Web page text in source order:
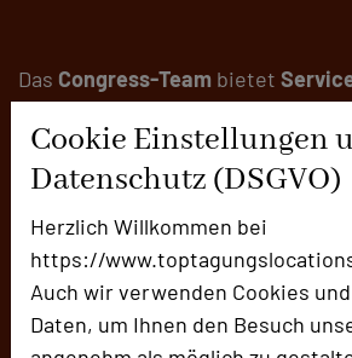
Cookie Einstellungen
Datenschutz (DSGVO)
Herzlich Willkommen bei
https://
Auch wir verwenden Cookies
Daten, um Ihnen den Besuch
Das Congress-Team bietet
bei der Durchführung vonEvents.
3.300 m² Ausstellungsfläche
fürPräsentationen.